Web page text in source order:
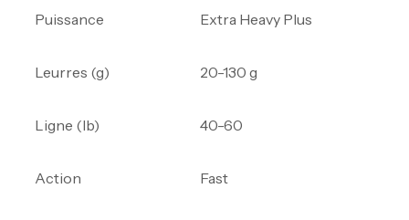
Puissance Extra Heavy Plus
Leurres (g) 20-130 g
Ligne (lb) 40-60
Action Fast